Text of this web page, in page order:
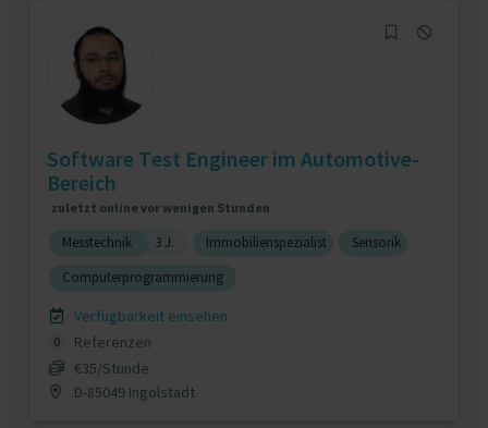
Software Test Engineer im Automotive-
Bereich
zuletzt online vor wenigen Stunden
Messtechnik 3 J. Immobilienspezialist
Sensorik
Computerprogrammierung
Verfügbarkeit einsehen
0
Referenzen
€35/Stunde
D-85049 Ingolstadt